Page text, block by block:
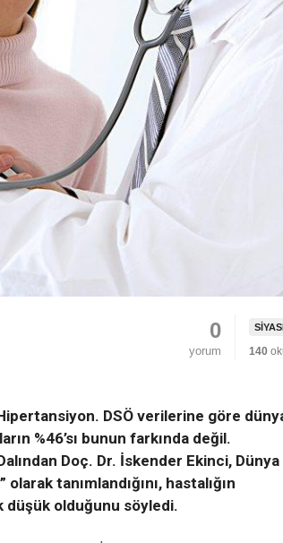
140
0
yorum
DSÖ verilerine göre
%46’sı bunun farkında değil.
Doç. Dr. İskender Ekinci, Dünya
tanımlandığını, hastalığın
düşük olduğunu söyledi.
TÜRKİYE’NİN İLK GECE
MARATONU İÇİN GERİ